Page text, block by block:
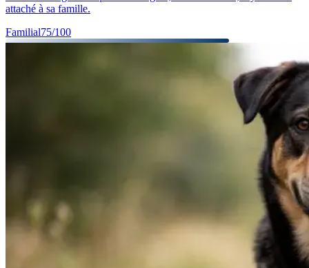
attaché à sa famille.
Familial75/100